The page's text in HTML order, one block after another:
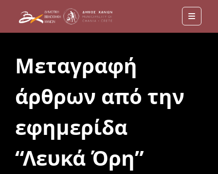
Menu
Μεταγραφή
άρθρων από την
εφημερίδα
“Λευκά Όρη”